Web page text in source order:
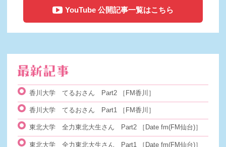
YouTube 公開記事一覧はこちら
香川大学 てるおさん Part2 ［FM香川］
香川大学 てるおさん Part1 ［FM香川］
東北大学 全力東北大生さん Part2 ［Date fm(FM仙台)］
東北大学 全力東北大生さん Part1 ［Date fm(FM仙台)］